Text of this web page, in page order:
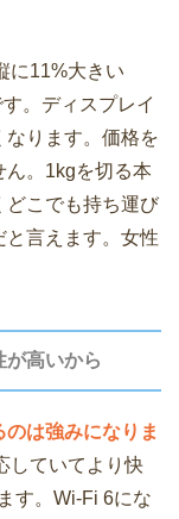
に11%大きい
。ディスプレイ
なります。価格を
ん。1kgを切る本
どこでも持ち運び
と言えます。女性
高いから
は強みになりま
していてより快
す。Wi-Fi 6にな